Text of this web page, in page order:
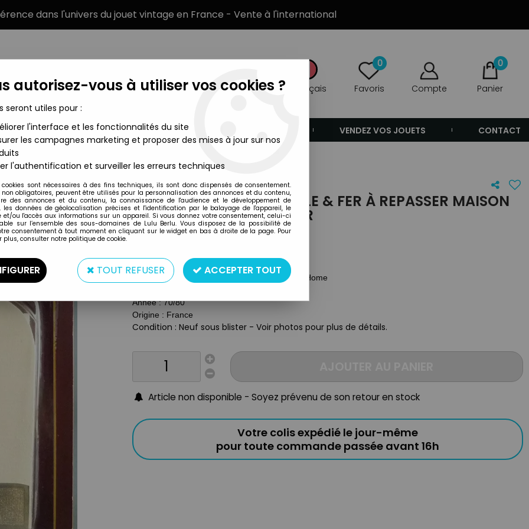
dans l'univers du jouet vintage en France - Vente à l'international
Français
0
Favoris Compte
0
Panier
MARQUES TYPE DE PRODUIT VENDEZ VOS JOUETS CONTACT
Maison de Poupées Neuf Blister
Barton & Co
CAROLINE'S HOME - TABLE & FER À REPASSER MAISON
DE POUPÉES NEUF BLISTER
Type : Mobilier Maison de poupées Caroline's Home
Année : 70/80
Origine : France
Condition : Neuf sous blister - Voir photos pour plus de détails.
Article non disponible - Soyez prévenu de son retour en stock
Votre colis expédié le jour-même
pour toute commande passée avant 16h
autorisez-vous à utiliser vos cookies ?
seront utiles pour :
l'interface et les fonctionnalités du site
les campagnes marketing et proposer des mises à jour sur nos
l'authentification et surveiller les erreurs techniques
cookies sont nécessaires à des fins techniques, ils sont donc dispensés de consentement.
non obligatoires, peuvent être utilisés pour la personnalisation des annonces et du contenu,
des annonces et du contenu, la connaissance de l'audience et le développement de
les données de géolocalisation précises et l'identification par le balayage de l'appareil, le
et/ou l'accès aux informations sur un appareil. Si vous donnez votre consentement, celui-ci
sur l’ensemble des sous-domaines de Lulu Berlu. Vous disposez de la possibilité de
consentement à tout moment en cliquant sur le widget en bas à droite de la page. Pour
plus, consulter notre politique de cookie.
TOUT REFUSER ACCEPTER TOUT